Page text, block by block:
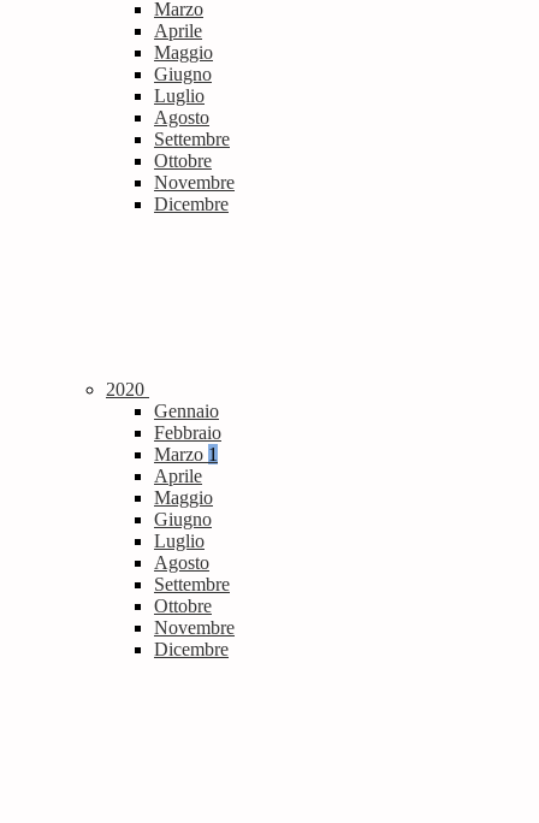
Marzo
Aprile
Maggio
Giugno
Luglio
Agosto
Settembre
Ottobre
Novembre
Dicembre
2020
Gennaio
Febbraio
Marzo 1
Aprile
Maggio
Giugno
Luglio
Agosto
Settembre
Ottobre
Novembre
Dicembre